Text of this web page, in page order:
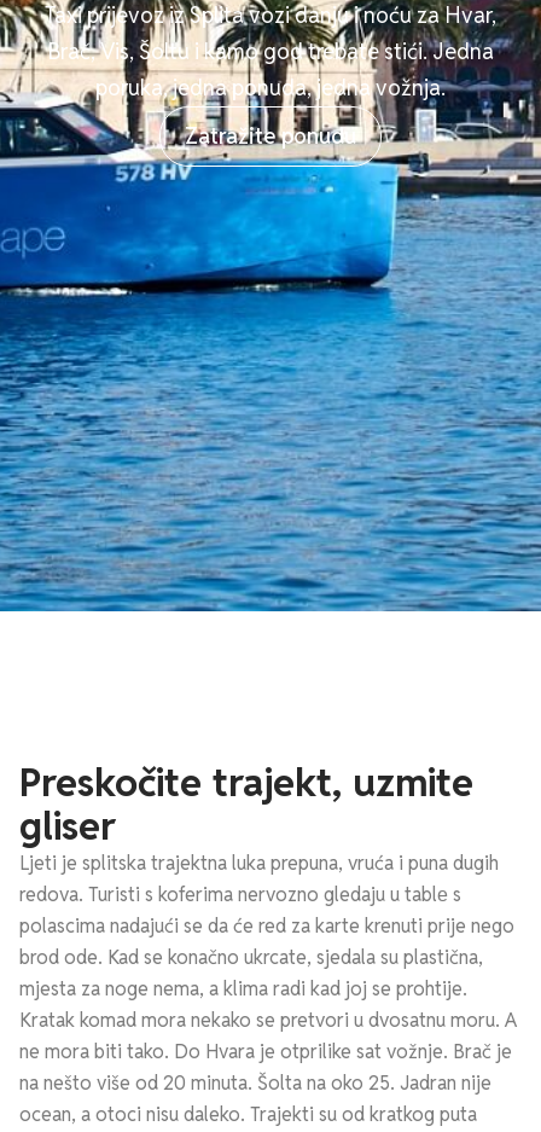
Taxi prijevoz iz Splita vozi danju i noću za Hvar,
Brač, Vis, Šoltu i kamo god trebate stići. Jedna
poruka, jedna ponuda, jedna vožnja.
Zatražite ponudu
Preskočite trajekt, uzmite
gliser
Ljeti je splitska trajektna luka prepuna, vruća i puna dugih
redova. Turisti s koferima nervozno gledaju u tablе s
polascima nadajući se da će red za karte krenuti prije nego
brod ode. Kad se konačno ukrcate, sjedala su plastična,
mjesta za noge nema, a klima radi kad joj se prohtije.
Kratak komad mora nekako se pretvori u dvosatnu moru. A
ne mora biti tako. Do Hvara je otprilike sat vožnje. Brač je
na nešto više od 20 minuta. Šolta na oko 25. Jadran nije
ocean, a otoci nisu daleko. Trajekti su od kratkog puta